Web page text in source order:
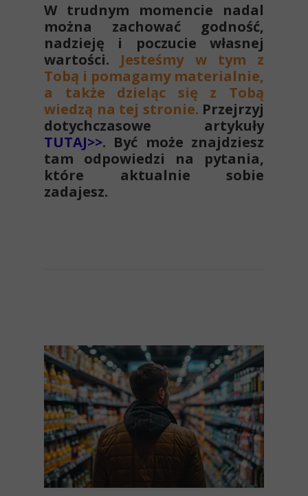
W trudnym momencie nadal
można zachować godność,
nadzieję i poczucie własnej
wartości. Jesteśmy w tym z
Tobą i pomagamy materialnie,
a także dzieląc się z Tobą
wiedzą na tej stronie. Przejrzyj
dotychczasowe artykuły
TUTAJ>>. Być może znajdziesz
tam odpowiedzi na pytania,
które aktualnie sobie
zadajesz.